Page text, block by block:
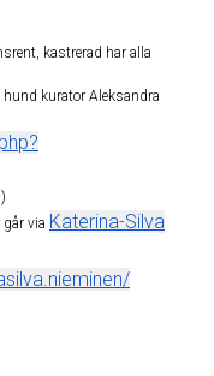
kastrerad har alla
hund kurator Aleksandra
via Katerina-Silva